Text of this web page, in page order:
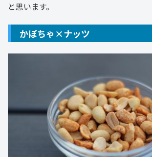
と思います。
かぼちゃ×ナッツ